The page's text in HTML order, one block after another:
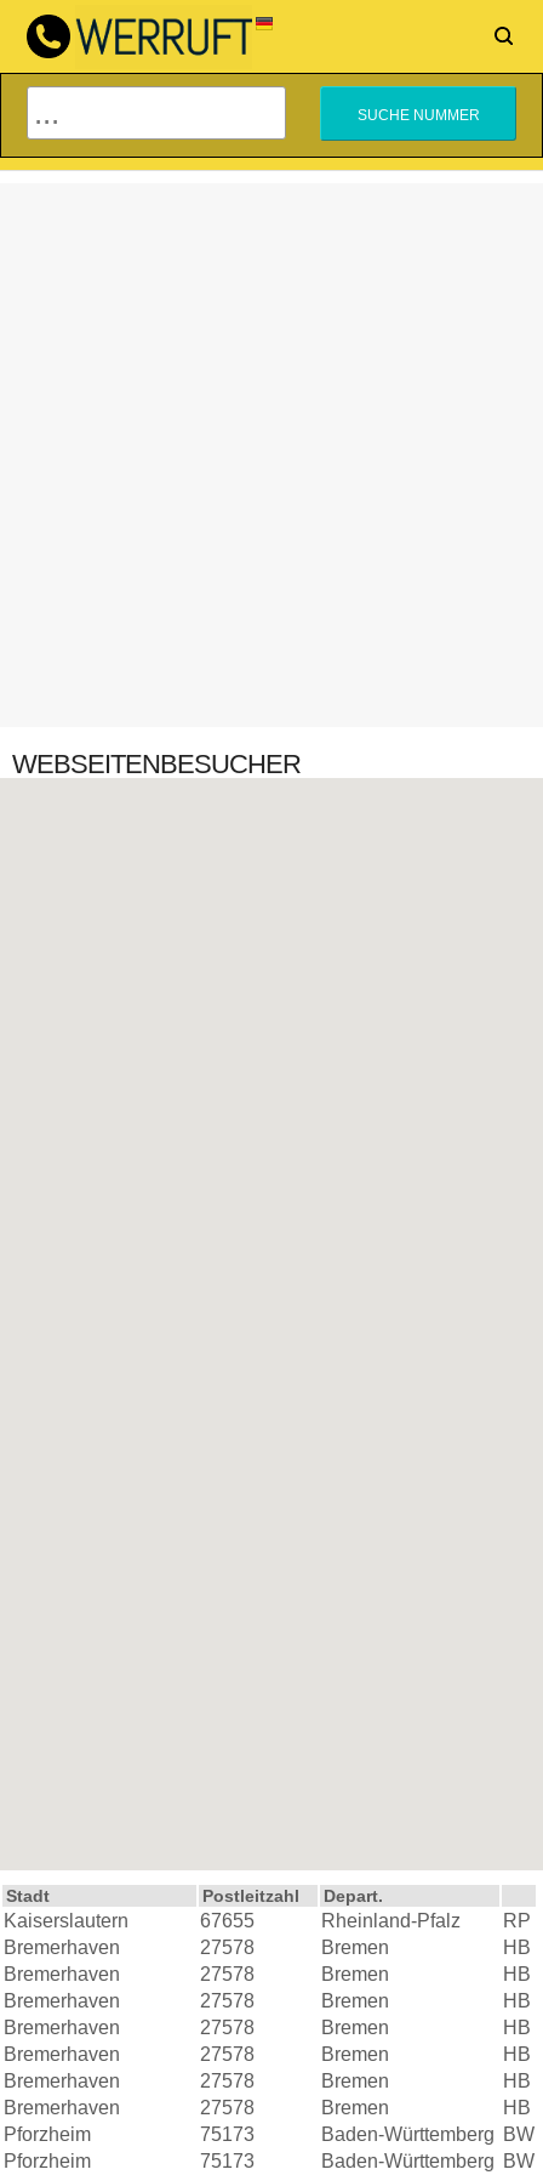
WEBSEITENBESUCHER
Stadt Postleitzahl
Kaiserslautern 67655 Rheinland-Pfalz
RP
Bremerhaven
27578 Bremen
HB
Bremerhaven
27578 Bremen
HB
Bremerhaven
27578 Bremen
HB
Bremerhaven
27578 Bremen
HB
Bremerhaven
27578 Bremen
HB
Bremerhaven
27578 Bremen
HB
Bremerhaven
27578 Bremen
HB
Pforzheim
75173 Baden-Württemberg BW
Pforzheim
75173 Baden-Württemberg BW